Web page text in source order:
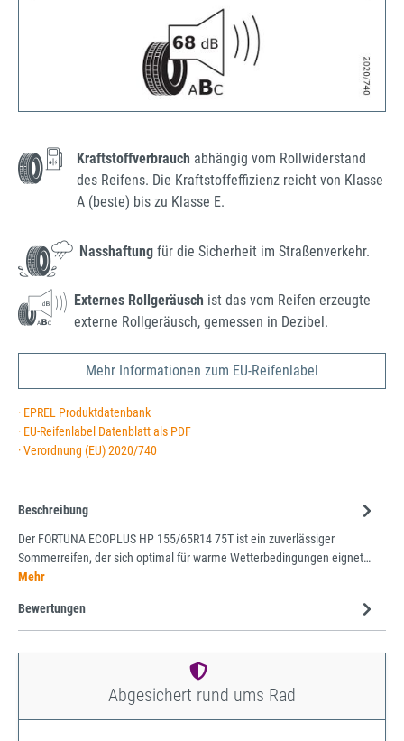
Kraftstoffverbrauch abhängig vom Rollwiderstand
des Reifens. Die Kraftstoffeffizienz reicht von Klasse
A (beste) bis zu Klasse E.
Nasshaftung für die Sicherheit im Straßenverkehr.
Externes Rollgeräusch ist das vom Reifen erzeugte
externe Rollgeräusch, gemessen in Dezibel.
Mehr Informationen zum EU-Reifenlabel
· EPREL Produktdatenbank
· EU-Reifenlabel Datenblatt als PDF
· Verordnung (EU) 2020/740
Beschreibung
Der FORTUNA ECOPLUS HP 155/65R14 75T ist ein zuverlässiger
Sommerreifen, der sich optimal für warme Wetterbedingungen eignet…
Mehr
Bewertungen
Abgesichert rund ums Rad